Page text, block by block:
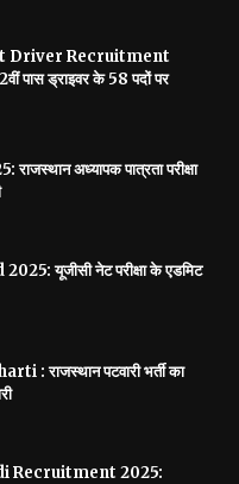
Driver Recruitment
पास ड्राइवर के 58 पदों पर
अध्यापक पात्रता परीक्षा
यूजीसी नेट परीक्षा के एडमिट
राजस्थान पटवारी भर्ती का
Recruitment 2025: